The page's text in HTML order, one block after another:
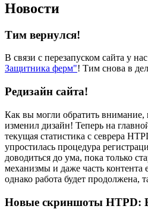
Новости
Тим вернулся!
В связи с перезапуском сайта у
Защитника ферм"! Тим снова в
Редизайн сайта!
Как вы могли обратить
изменил дизайн! Теперь на
текущая статистика с севрера
упростилась процедура
доводиться до ума, пока только
механизмы и даже часть контента
однако работа будет продолжена,
Новые скриншоты HTPD: